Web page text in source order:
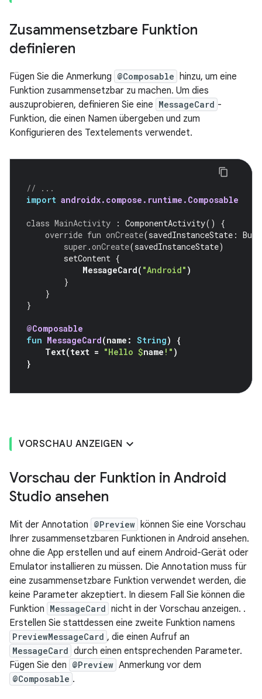
Zusammensetzbare Funktion
definieren
Fügen Sie die Anmerkung @Composable
hinzu, um eine
Funktion zusammensetzbar zu machen. Um dies
auszuprobieren, definieren Sie eine MessageCard -
Funktion, die einen Namen übergeben und zum
Konfigurieren des Textelements verwendet.
// ...
import androidx.compose.runtime.Composable
class MainActivity : ComponentActivity()
{
override fun onCreate(savedInstanceState :
super .onCreate(savedInstanceState)
setContent {
MessageCard( "Android" )
}
}
}
@Composable
fun MessageCard(name : String)
{
Text(text = "Hello $name !" )
}
VORSCHAU ANZEIGEN
Vorschau der Funktion in Android
Studio ansehen
Mit der Annotation @Preview können Sie eine Vorschau
Ihrer zusammensetzbaren Funktionen in Android ansehen.
ohne die App erstellen und auf einem Android-Gerät oder
Emulator installieren zu müssen. Die Annotation muss für
eine zusammensetzbare Funktion verwendet werden, die
keine Parameter akzeptiert. In diesem Fall Sie können die
Funktion MessageCard nicht in der Vorschau anzeigen. .
Erstellen Sie stattdessen eine zweite Funktion namens
PreviewMessageCard , die einen Aufruf an
MessageCard durch einen entsprechenden Parameter.
Fügen Sie den @Preview Anmerkung vor dem
@Composable .